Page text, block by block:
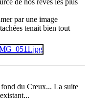
par une image
tenait bien tout
du Creux... La suite